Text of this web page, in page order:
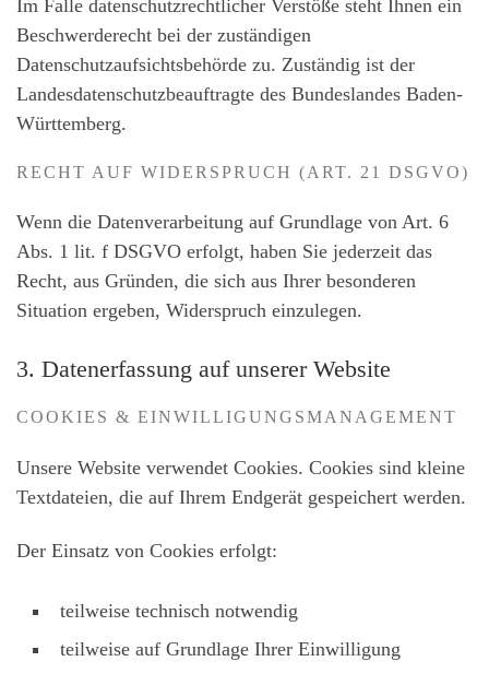
Im Falle datenschutzrechtlicher Verstöße steht Ihnen ein
Beschwerderecht bei der zuständigen
Datenschutzaufsichtsbehörde zu. Zuständig ist der
Landesdatenschutzbeauftragte des Bundeslandes Baden-
Württemberg.
RECHT AUF WIDERSPRUCH (ART. 21 DSGVO)
Wenn die Datenverarbeitung auf Grundlage von Art. 6
Abs. 1 lit. f DSGVO erfolgt, haben Sie jederzeit das
Recht, aus Gründen, die sich aus Ihrer besonderen
Situation ergeben, Widerspruch einzulegen.
3. Datenerfassung auf unserer Website
COOKIES & EINWILLIGUNGSMANAGEMENT
Unsere Website verwendet Cookies. Cookies sind kleine
Textdateien, die auf Ihrem Endgerät gespeichert werden.
Der Einsatz von Cookies erfolgt:
teilweise technisch notwendig
teilweise auf Grundlage Ihrer Einwilligung